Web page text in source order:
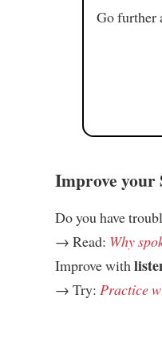
Go further
Improve your
Do you have
→ Read: Why
Improve with
→ Try: Practice